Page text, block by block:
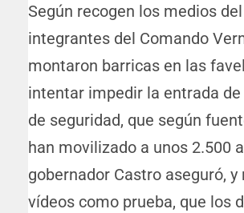
Según recogen los medios
integrantes del Comando
montaron barricas en las
intentar impedir la entrada
de seguridad, que según
han movilizado a unos 2.500
gobernador Castro aseguró,
vídeos como prueba, que los